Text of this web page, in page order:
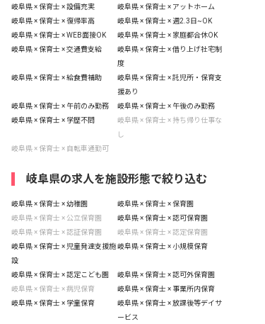
岐阜県 × 保育士 × 設備充実
岐阜県 × 保育士 × アットホーム
岐阜県 × 保育士 × 復帰率高
岐阜県 × 保育士 × 週2.3日~OK
岐阜県 × 保育士 × WEB面接OK
岐阜県 × 保育士 × 家庭都合休OK
岐阜県 × 保育士 × 交通費支給
岐阜県 × 保育士 × 借り上げ社宅制
度
岐阜県 × 保育士 × 給食費補助
岐阜県 × 保育士 × 託児所・保育支
援あり
岐阜県 × 保育士 × 午前のみ勤務
岐阜県 × 保育士 × 午後のみ勤務
岐阜県 × 保育士 × 学歴不問
岐阜県 × 保育士 × 持ち帰り仕事な
し
岐阜県 × 保育士 × 自転車通勤可
岐阜県の求人を施設形態で絞り込む
岐阜県 × 保育士 × 幼稚園
岐阜県 × 保育士 × 保育園
岐阜県 × 保育士 × 公立保育園
岐阜県 × 保育士 × 認可保育園
岐阜県 × 保育士 × 認証保育園
岐阜県 × 保育士 × 認定保育園
岐阜県 × 保育士 × 児童発達支援施
設
岐阜県 × 保育士 × 小規模保育
岐阜県 × 保育士 × 認定こども園
岐阜県 × 保育士 × 認可外保育園
岐阜県 × 保育士 × 病児保育
岐阜県 × 保育士 × 事業所内保育
岐阜県 × 保育士 × 学童保育
岐阜県 × 保育士 × 放課後等デイサ
ービス